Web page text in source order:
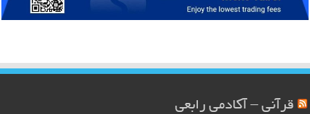
قرآنی – آکادمی رابعی